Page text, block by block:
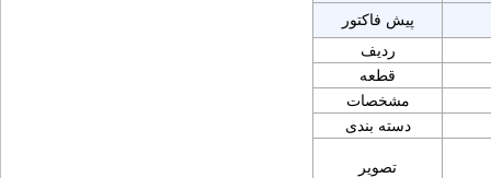
پیش فاکتور
ردیف
قطعه
مشخصات
دسته بندی
تصویر